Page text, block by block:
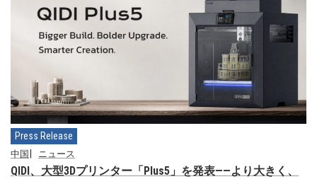
Press Release
中国 ニュース
QIDI、大型3Dプリンター「Plus5」を発表——より大きく、